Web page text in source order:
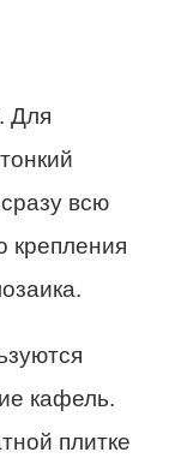
Для
всю
крепления
кафель.
плитке